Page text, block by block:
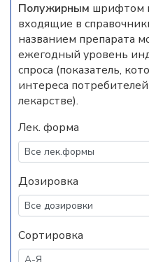
Полужирным шрифтом
входящие в
названием препарата
ежегодный уровень
спроса (показатель,
интереса
лекарстве).
Лек. форма
Дозировка
Сортировка